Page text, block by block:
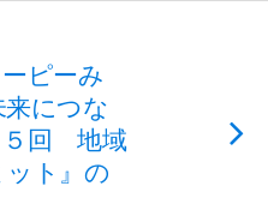
ピーみ
につな
５回 地域
ト』の